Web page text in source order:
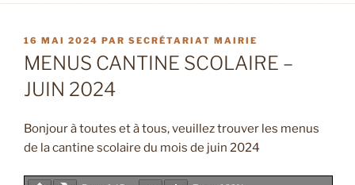
PUBLIÉ
LE
16 MAI 2024 PAR SECRÉTARIAT MAIRIE
MENUS CANTINE SCOLAIRE –
JUIN 2024
Bonjour à toutes et à tous, veuillez trouver les menus
de la cantine scolaire du mois de juin 2024